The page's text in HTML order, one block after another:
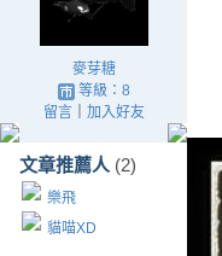
麥芽糖
等級：8
留言｜ 加入好友
文章推薦人 (2)
樂飛
貓喵XD